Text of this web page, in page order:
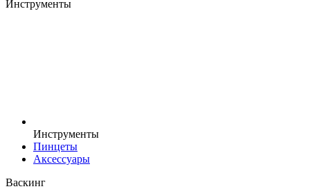
Инструменты
Инструменты
Пинцеты
Аксессуары
Васкинг